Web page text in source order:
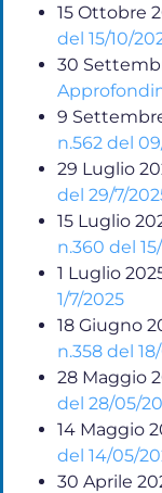
15 Ottobre
del 15/10/
30
9
n.562 del
29 Luglio
del 29/7/
15 Luglio
n.360 del
1 Luglio
1/7/2025
18 Giugno
n.358 del
28 Maggio
del 28/05/
14 Maggio
del 14/05/
30 Aprile